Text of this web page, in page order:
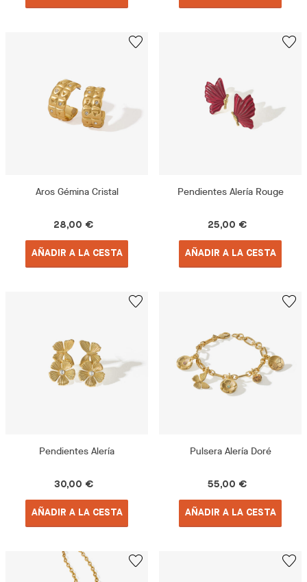
Aros Gémina Cristal
28,00 €
AÑADIR A LA CESTA
Pendientes Alería Rouge
25,00 €
AÑADIR A LA CESTA
Pendientes Alería
30,00 €
AÑADIR A LA CESTA
Pulsera Alería Doré
55,00 €
AÑADIR A LA CESTA